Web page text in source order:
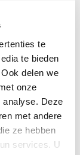
te
te bieden
delen we
onze
analyse. Deze
met andere
ze hebben
services. U
de genoemde
eerste
van het
aanleiding
Of Rembrandt
van een